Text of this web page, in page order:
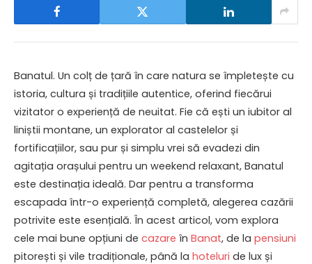
Banatul. Un colț de țară în care natura se împletește cu
istoria, cultura și tradițiile autentice, oferind fiecărui
vizitator o experiență de neuitat. Fie că ești un iubitor al
liniștii montane, un explorator al castelelor și
fortificațiilor, sau pur și simplu vrei să evadezi din
agitația orașului pentru un weekend relaxant, Banatul
este destinația ideală. Dar pentru a transforma
escapada într-o experiență completă, alegerea cazării
potrivite este esențială. În acest articol, vom explora
cele mai bune opțiuni de cazare în Banat, de la pensiuni
pitorești și vile tradiționale, până la hoteluri de lux și